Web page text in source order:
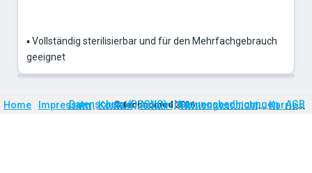
▪ Vollständig sterilisierbar und für den Mehrfachgebrauch
geeignet
Home Impressum Kontakt Anfahrt Firmengeschichte Karriere
©technomed 2026
Datenschutz (DSGVO) Nutzungsbedingungen AGB